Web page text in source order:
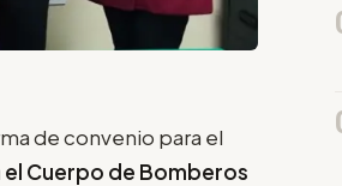
de convenio para el
Cuerpo de Bomberos